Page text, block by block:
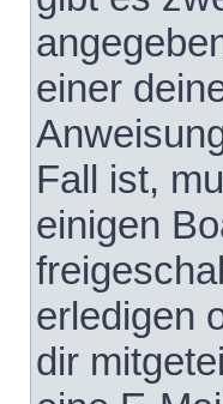
einer
Fall ist,
einigen
erledigen
dir